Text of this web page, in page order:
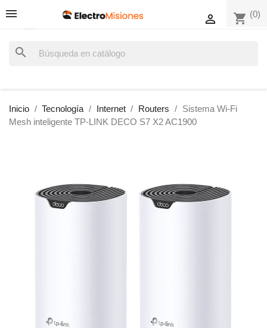
shopping_cart (0)

search
Inicio Tecnología Internet Routers
Sistema Wi-Fi
Mesh inteligente TP-LINK DECO S7 X2 AC1900